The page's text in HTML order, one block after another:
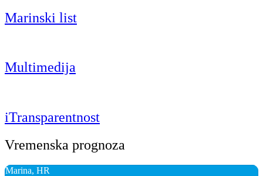
Marinski list
Multimedija
iTransparentnost
Vremenska prognoza
Marina, HR